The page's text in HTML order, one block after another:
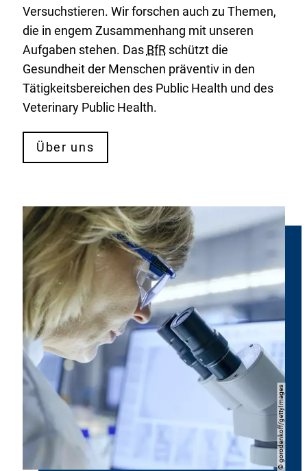
Versuchstieren. Wir forschen auch zu Themen,
die in engem Zusammenhang mit unseren
Aufgaben stehen. Das BfRschützt die
Gesundheit der Menschen präventiv in den
Tätigkeitsbereichen des Public Health und des
Veterinary Public Health.
Über uns
©
Copyright
gorodenkoff/gettyImages